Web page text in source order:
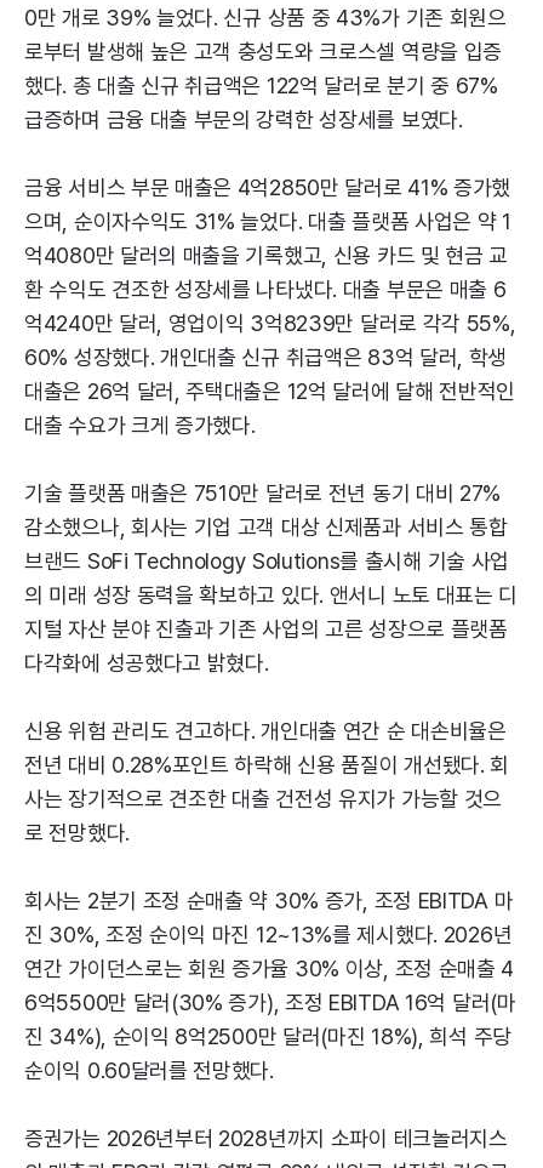
0만 개로 39% 늘었다. 신규 상품 중 43%가 기존 회원으
로부터 발생해 높은 고객 충성도와 크로스셀 역량을 입증
했다. 총 대출 신규 취급액은 122억 달러로 분기 중 67%
급증하며 금융 대출 부문의 강력한 성장세를 보였다.
금융 서비스 부문 매출은 4억2850만 달러로 41% 증가했
으며, 순이자수익도 31% 늘었다. 대출 플랫폼 사업은 약 1
억4080만 달러의 매출을 기록했고, 신용 카드 및 현금 교
환 수익도 견조한 성장세를 나타냈다. 대출 부문은 매출 6
억4240만 달러, 영업이익 3억8239만 달러로 각각 55%,
60% 성장했다. 개인대출 신규 취급액은 83억 달러, 학생
대출은 26억 달러, 주택대출은 12억 달러에 달해 전반적인
대출 수요가 크게 증가했다.
기술 플랫폼 매출은 7510만 달러로 전년 동기 대비 27%
감소했으나, 회사는 기업 고객 대상 신제품과 서비스 통합
브랜드 SoFi Technology Solutions를 출시해 기술 사업
의 미래 성장 동력을 확보하고 있다. 앤서니 노토 대표는 디
지털 자산 분야 진출과 기존 사업의 고른 성장으로 플랫폼
다각화에 성공했다고 밝혔다.
신용 위험 관리도 견고하다. 개인대출 연간 순 대손비율은
전년 대비 0.28%포인트 하락해 신용 품질이 개선됐다. 회
사는 장기적으로 견조한 대출 건전성 유지가 가능할 것으
로 전망했다.
회사는 2분기 조정 순매출 약 30% 증가, 조정 EBITDA 마
진 30%, 조정 순이익 마진 12~13%를 제시했다. 2026년
연간 가이던스로는 회원 증가율 30% 이상, 조정 순매출 4
6억5500만 달러(30% 증가), 조정 EBITDA 16억 달러(마
진 34%), 순이익 8억2500만 달러(마진 18%), 희석 주당
순이익 0.60달러를 전망했다.
증권가는 2026년부터 2028년까지 소파이 테크놀러지스